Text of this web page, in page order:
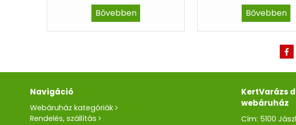
Bővebben Bővebben
Navigáció
Webáruház kategóriák
Rendelés, szállítás
KertVarázs
webáruház
Cím: 5100